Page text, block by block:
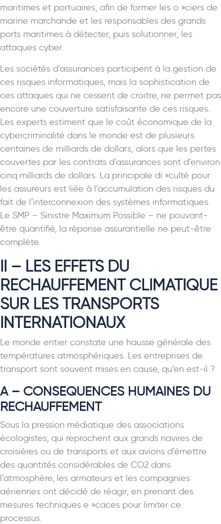
maritimes et portuaires, afin de former les o »ciers de
marine marchande et les responsables des grands
ports maritimes à détecter, puis solutionner, les
attaques cyber.
Les sociétés d’assurances participent à la gestion de
ces risques informatiques, mais la sophistication de
ces attaques qui ne cessent de croitre, ne permet pas
encore une couverture satisfaisante de ces risques.
Les experts estiment que le coût économique de la
cybercriminalité dans le monde est de plusieurs
centaines de milliards de dollars, alors que les pertes
couvertes par les contrats d’assurances sont d’environ
cinq milliards de dollars. La principale di »culté pour
les assureurs est liée à l’accumulation des risques du
fait de l’interconnexion des systèmes informatiques.
Le SMP – Sinistre Maximum Possible – ne pouvant-
être quantifié, la réponse assurantielle ne peut-être
complète.
II – LES EFFETS DU
RECHAUFFEMENT CLIMATIQUE
SUR LES TRANSPORTS
INTERNATIONAUX
Le monde entier constate une hausse générale des
températures atmosphériques. Les entreprises de
transport sont souvent mises en cause, qu’en est-il ?
A – CONSEQUENCES HUMAINES DU
RECHAUFFEMENT
Sous la pression médiatique des associations
écologistes, qui reprochent aux grands navires de
croisières ou de transports et aux avions d’émettre
des quantités considérables de CO2 dans
l’atmosphère, les armateurs et les compagnies
aériennes ont décidé de réagir, en prenant des
mesures techniques e »caces pour limiter ce
processus.